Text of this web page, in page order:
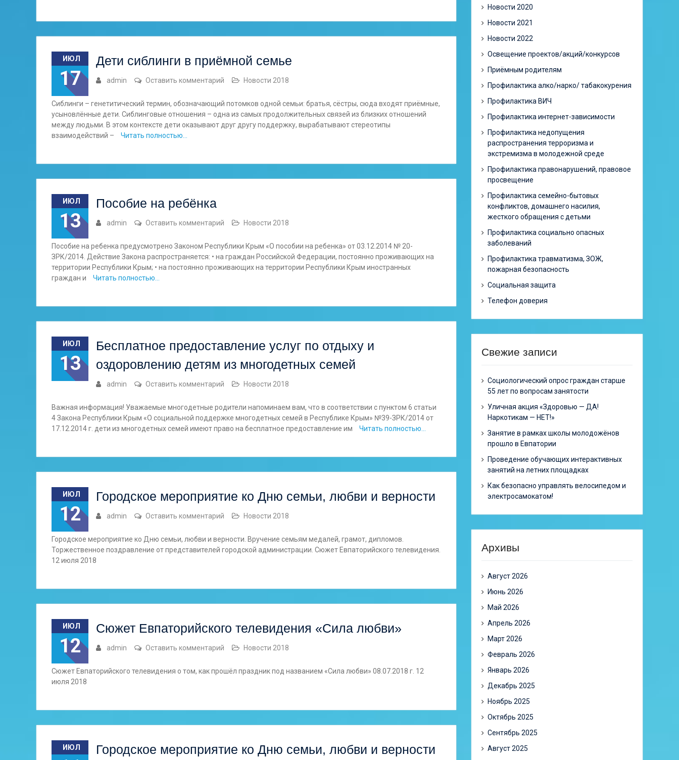
ИЮЛ
17
Дети сиблинги в приёмной семье
admin Оставить комментарий Новости 2018
Сиблинги – генетитический термин, обозначающий потомков одной семьи: братья, сёстры, сюда входят приёмные,
усыновлённые дети. Сиблинговые отношения – одна из самых продолжительных связей из близких отношений
между людьми. В этом контексте дети оказывают друг другу поддержку, вырабатывают стереотипы
взаимодействий –
Читать полностью…
ИЮЛ
13
Пособие на ребёнка
admin Оставить комментарий Новости 2018
Пособие на ребенка предусмотрено Законом Республики Крым «О пособии на ребенка» от 03.12.2014 № 20-
ЗРК/2014. Действие Закона распространяется: • на граждан Российской Федерации, постоянно проживающих на
территории Республики Крым; • на постоянно проживающих на территории Республики Крым иностранных
граждан и
Читать полностью…
ИЮЛ
13
Бесплатное предоставление услуг по отдыху и
оздоровлению детям из многодетных семей
admin Оставить комментарий Новости 2018
Важная информация! Уважаемые многодетные родители напоминаем вам, что в соответствии с пунктом 6 статьи
4 Закона Республики Крым «О социальной поддержке многодетных семей в Республике Крым» №39-ЗРК/2014 от
17.12.2014 г. дети из многодетных семей имеют право на бесплатное предоставление им
Читать полностью…
ИЮЛ
12
Городское мероприятие ко Дню семьи, любви и верности
admin Оставить комментарий Новости 2018
Городское мероприятие ко Дню семьи, любви и верности. Вручение семьям медалей, грамот, дипломов.
Торжественное поздравление от представителей городской администрации. Сюжет Евпаторийского телевидения.
12 июля 2018
ИЮЛ
12
Сюжет Евпаторийского телевидения «Сила любви»
admin Оставить комментарий Новости 2018
Сюжет Евпаторийского телевидения о том, как прошёл праздник под названием «Сила любви» 08.07.2018 г. 12
июля 2018
ИЮЛ Городское мероприятие ко Дню семьи, любви и верности
Новости 2020
Новости 2021
Новости 2022
Освещение проектов/акций/конкурсов
Приёмным родителям
Профилактика алко/нарко/ табакокурения
Профилактика ВИЧ
Профилактика интернет-зависимости
Профилактика недопущения
распространения терроризма и
экстремизма в молодежной среде
Профилактика правонарушений, правовое
просвещение
Профилактика семейно-бытовых
конфликтов, домашнего насилия,
жесткого обращения с детьми
Профилактика социально опасных
заболеваний
Профилактика травматизма, ЗОЖ,
пожарная безопасность
Социальная защита
Телефон доверия
Свежие записи
Cоциологический опрос граждан старше
55 лет по вопросам занятости
Уличная акция «Здоровью — ДА!
Наркотикам — НЕТ!»
Занятие в рамках школы молодожёнов
прошло в Евпатории
Проведение обучающих интерактивных
занятий на летних площадках
Как безопасно управлять велосипедом и
электросамокатом!
Архивы
Август 2026
Июнь 2026
Май 2026
Апрель 2026
Март 2026
Февраль 2026
Январь 2026
Декабрь 2025
Ноябрь 2025
Октябрь 2025
Сентябрь 2025
Август 2025